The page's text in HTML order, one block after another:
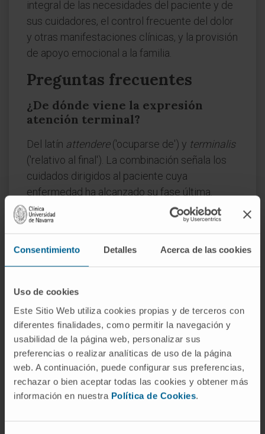
Consentimiento Detalles Acerca de las cookies
Uso de cookies
Este Sitio Web utiliza cookies propias y de terceros con
diferentes finalidades, como permitir la navegación y
usabilidad de la página web, personalizar sus
preferencias o realizar analíticas de uso de la página
web. A continuación, puede configurar sus preferencias,
rechazar o bien aceptar todas las cookies y obtener más
información en nuestra Política de Cookies.
integral de las necesidades del paciente y de
sus cuidadores, el control frecuente del dolor
y otras manifestaciones clínicas, y la provisión
de apoyo emocional a la familia.
Preguntas frecuentes
¿De dónde viene la expresión
atención terminal?
Del latín attendere('ocuparse de') y terminalis
('relativo al final'). La combinación señala los
cuidados dirigidos al paciente cuya
enfermedad ha alcanzado su fase última.
¿Es lo mismo atención terminal
que cuidados paliativos?
No. Loscuidados paliativos pueden
aplicarse desde que se identifica una
enfermedad grave y coexistir con un abordaje
cuando se suspende el objetivo de curación y
la muerte se prevé cercana, habitualmente en
un plazo de seis meses o menos.
¿Dónde se presta la atención
terminal?